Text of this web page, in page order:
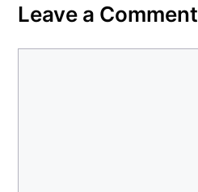
Leave a Comment